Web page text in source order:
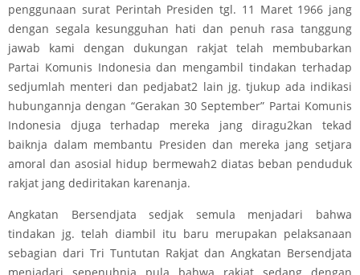
penggunaan surat Perintah Presiden tgl. 11 Maret 1966 jang
dengan segala kesungguhan hati dan penuh rasa tanggung
jawab kami dengan dukungan rakjat telah membubarkan
Partai Komunis Indonesia dan mengambil tindakan terhadap
sedjumlah menteri dan pedjabat2 lain jg. tjukup ada indikasi
hubungannja dengan “Gerakan 30 September” Partai Komunis
Indonesia djuga terhadap mereka jang diragu2kan tekad
baiknja dalam membantu Presiden dan mereka jang setjara
amoral dan asosial hidup bermewah2 diatas beban penduduk
rakjat jang dediritakan karenanja.
Angkatan Bersendjata sedjak semula menjadari bahwa
tindakan jg. telah diambil itu baru merupakan pelaksanaan
sebagian dari Tri Tuntutan Rakjat dan Angkatan Bersendjata
menjadari sepenuhnja pula bahwa rakjat sedang dengan